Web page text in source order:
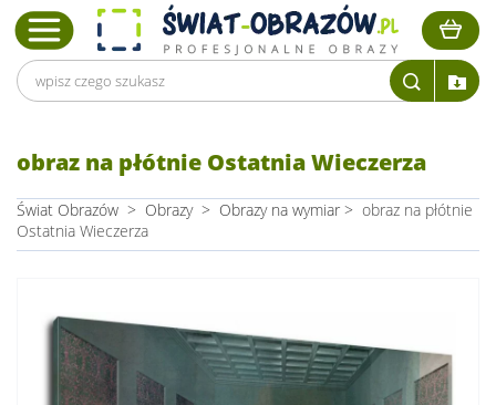
obraz na płótnie Ostatnia Wieczerza
Świat Obrazów > Obrazy > Obrazy na wymiar > obraz na płótnie
Ostatnia Wieczerza